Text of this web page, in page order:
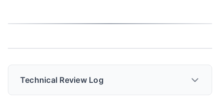
Technical Review Log